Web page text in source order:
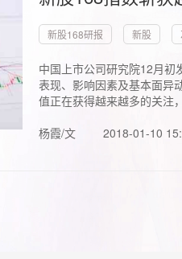
新股168研报 新股
中国上市公司研究院12月初
表现、影响因素及基本面异
值正在获得越来越多的关注
杨霞/文
2018-01-10